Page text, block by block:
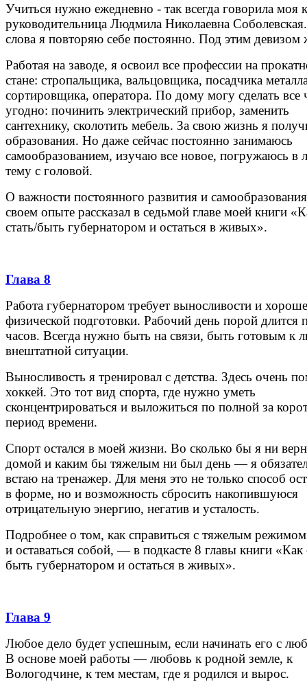
Учиться нужно ежедневно - так всегда говорила моя
руководительница Людмила Николаевна
слова я повторяю себе постоянно. Под этим девизом
Работая на заводе, я освоил все профессии на
стане: стропальщика, вальцовщика, посадчика
сортировщика, оператора. По дому могу сделать все
угодно: починить электрический прибор, заменить
сантехнику, сколотить мебель. За свою жизнь я
образования. Но даже сейчас постоянно занимаюсь
самообразованием, изучаю все новое, погружаюсь в
тему с головой.
О важности постоянного развития и
своем опыте рассказал в седьмой главе моей книги
стать/быть губернатором и остаться в живых».
Глава 8
Работа губернатором требует выносливости и
физической подготовки. Рабочий день порой длится
часов. Всегда нужно быть на связи, быть готовым к
внештатной ситуации.
Выносливость я тренировал с детства. Здесь очень
хоккей. Это тот вид спорта, где нужно уметь
сконцентрироваться и выложиться по полной за
период времени.
Спорт остался в моей жизни. Во сколько бы я ни
домой и каким бы тяжелым ни был день — я
встаю на тренажер. Для меня это не только способ
в форме, но и возможность сбросить накопившуюся
отрицательную энергию, негатив и усталость.
Подробнее о том, как справиться с тяжелым
и оставаться собой, — в подкасте 8 главы книги «Как
быть губернатором и остаться в живых».
Глава 9
Любое дело будет успешным, если начинать его с
В основе моей работы — любовь к родной земле, к
Вологодчине, к тем местам, где я родился и вырос.